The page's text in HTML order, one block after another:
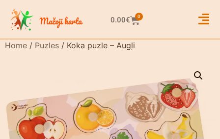
0.00€ 0
Home / Puzles / Koka puzle – Augļi